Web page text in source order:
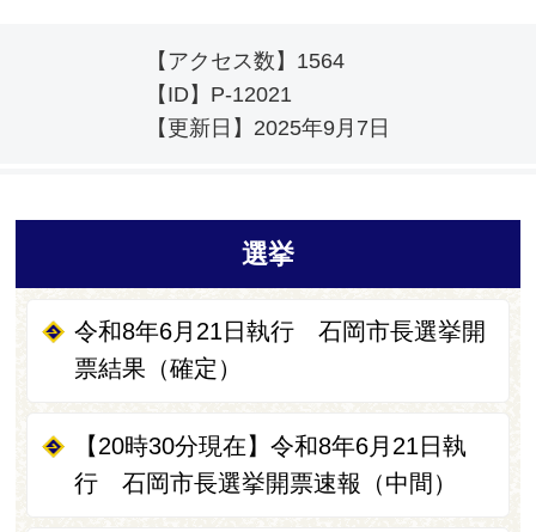
【アクセス数】 1564
【ID】 P-12021
【更新日】 2025年9月7日
選挙
令和8年6月21日執行 石岡市長選挙開
票結果（確定）
【20時30分現在】令和8年6月21日執
行 石岡市長選挙開票速報（中間）